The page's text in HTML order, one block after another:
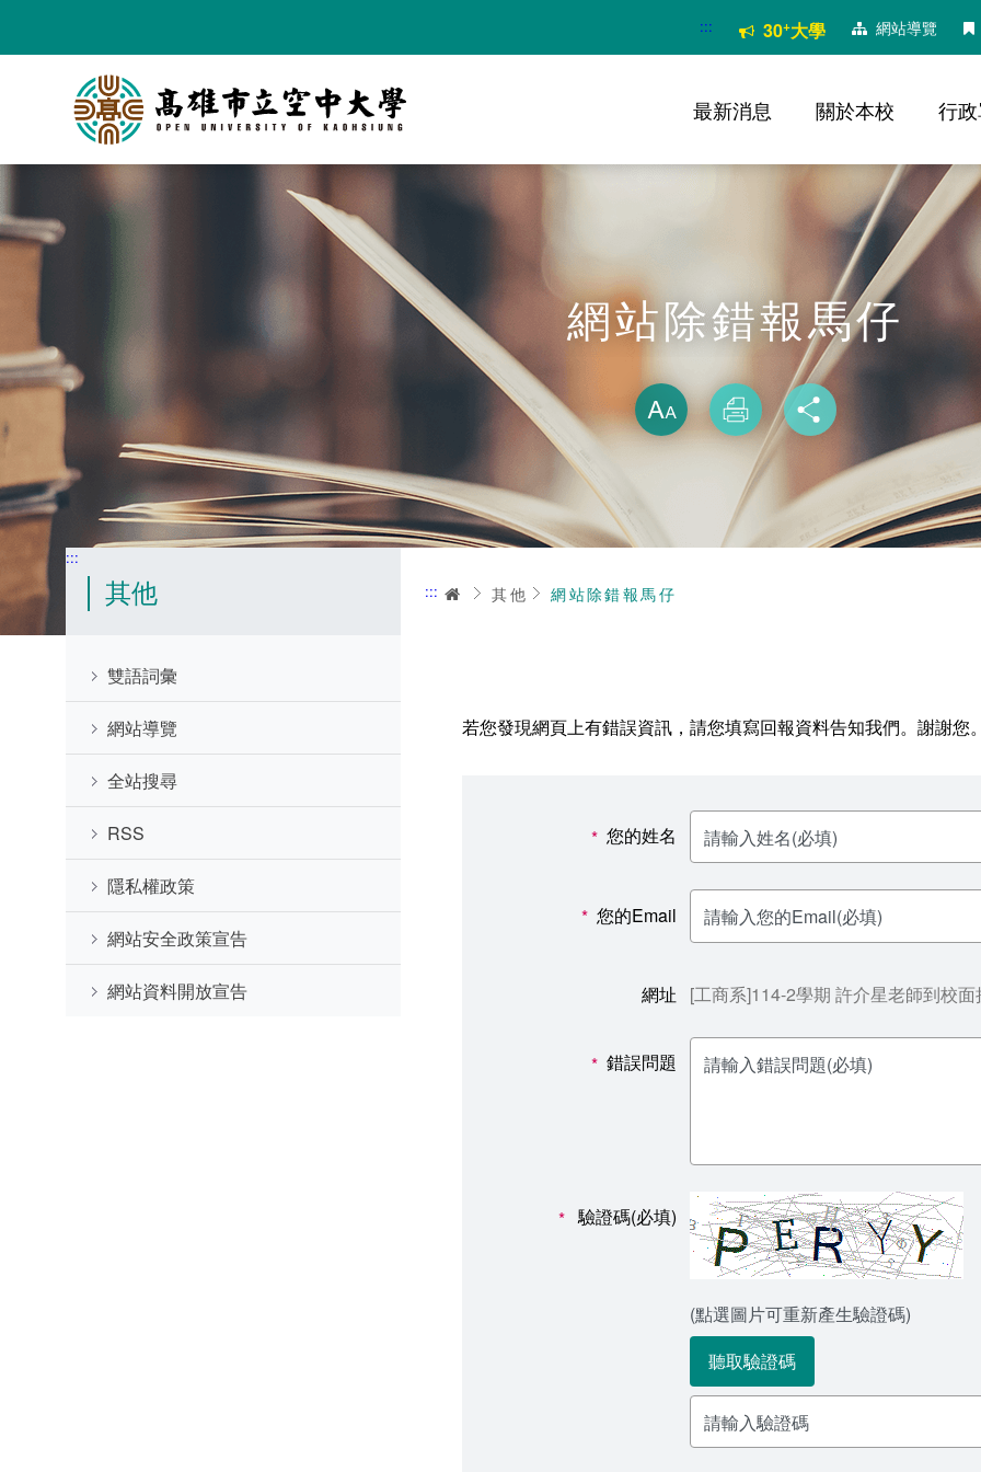
要
::: 30+大學 網站導覽
最新消息 關於本校 行
網站除錯報馬仔
放大
列印
:::
其他
雙語詞彙
網站導覽
全站搜尋
RSS
隱私權政策
網站安全政策宣告
網站資料開放宣告
::: 首頁其他 網站除錯報馬仔
若您發現網頁上有錯誤資訊，請您填寫回報資料告知我們。謝謝您
* 您的姓名
* 您的Email
網址 [工商系]114-2學期 許介星老師到校
* 錯誤問題
* 驗證碼(必填)
(點選圖片可重新產生驗證碼)
聽取驗證碼